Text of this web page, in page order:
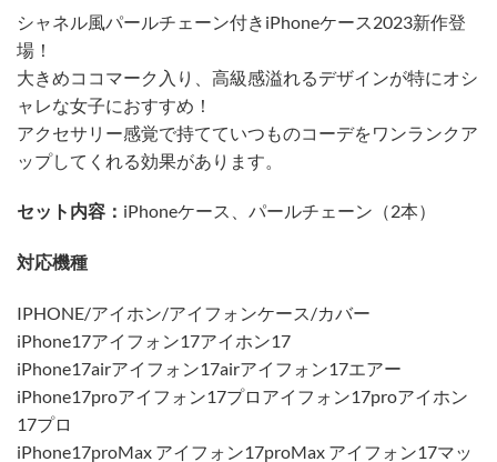
シャネル風パールチェーン付きiPhoneケース2023新作登
場！
大きめココマーク入り、高級感溢れるデザインが特にオシ
ャレな女子におすすめ！
アクセサリー感覚で持てていつものコーデをワンランクア
ップしてくれる効果があります。
セット内容： iPhoneケース、パールチェーン（2本）
対応機種
IPHONE/アイホン/アイフォンケース/カバー
iPhone17アイフォン17アイホン17
iPhone17airアイフォン17airアイフォン17エアー
iPhone17proアイフォン17プロアイフォン17proアイホン
17プロ
iPhone17proMax アイフォン17proMax アイフォン17マッ